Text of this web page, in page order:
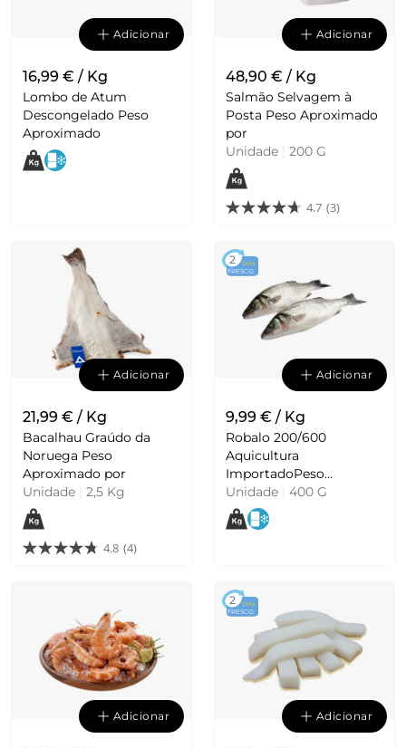
Adicionar
16,99 € / Kg
Lombo de Atum
Descongelado Peso
Aproximado
Adicionar
48,90 € / Kg
Salmão Selvagem à
Posta Peso Aproximado
por
Unidade
200 G
4.7 (3)
Adicionar
21,99 € / Kg
Bacalhau Graúdo da
Noruega Peso
Aproximado por
Unidade
2,5 Kg
4.8 (4)
2 DIAS
FRESCO
Adicionar
9,99 € / Kg
Robalo 200/600
Aquicultura
ImportadoPeso
Aproximado por
Unidade 400 G
Adicionar
2 DIAS
FRESCO
Adicionar